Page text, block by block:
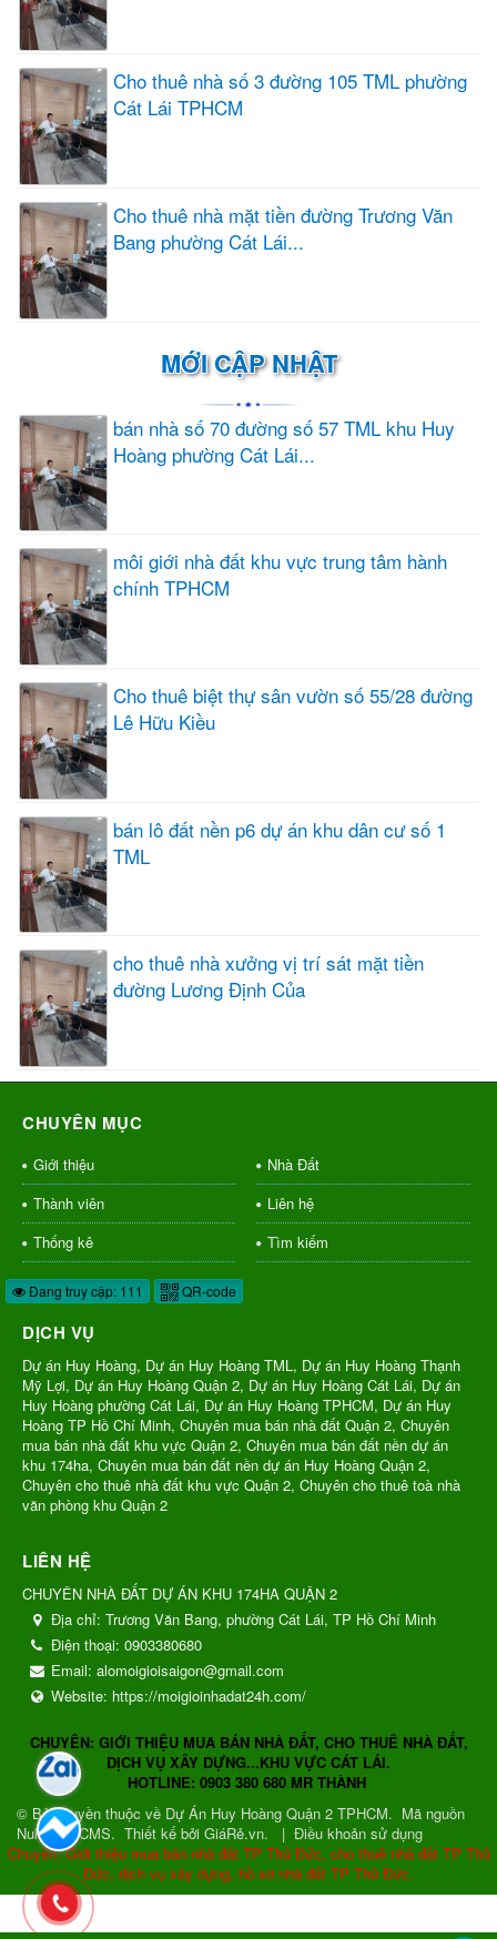
Cho thuê nhà số 3 đường 105 TML phường
Cát Lái TPHCM
Cho thuê nhà mặt tiền đường Trương Văn
Bang phường Cát Lái...
MỚI CẬP NHẬT
bán nhà số 70 đường số 57 TML khu Huy
Hoàng phường Cát Lái...
môi giới nhà đất khu vực trung tâm hành
chính TPHCM
Cho thuê biệt thự sân vườn số 55/28 đường
Lê Hữu Kiều
bán lô đất nền p6 dự án khu dân cư số 1
TML
cho thuê nhà xưởng vị trí sát mặt tiền
đường Lương Định Của
CHUYÊN MỤC
Giới thiệu
Nhà Đất
Thành viên
Liên hệ
Thống kê
Tìm kiếm
Đang truy cập: 111 QR-code
DỊCH VỤ
Dự án Huy Hoàng, Dự án Huy Hoàng TML, Dự án Huy Hoàng Thạnh
Mỹ Lợi, Dự án Huy Hoàng Quận 2, Dự án Huy Hoàng Cát Lái, Dự án
Huy Hoàng phường Cát Lái, Dự án Huy Hoàng TPHCM, Dự án Huy
Hoàng TP Hồ Chí Minh, Chuyên mua bán nhà đất Quận 2, Chuyên
mua bán nhà đất khu vực Quận 2, Chuyên mua bán đất nền dự án
khu 174ha, Chuyên mua bán đất nền dự án Huy Hoàng Quận 2,
Chuyên cho thuê nhà đất khu vực Quận 2, Chuyên cho thuê toà nhà
văn phòng khu Quận 2
LIÊN HỆ
CHUYÊN NHÀ ĐẤT DỰ ÁN KHU 174HA QUẬN 2
Địa chỉ: Trương Văn Bang, phường Cát Lái, TP Hồ Chí Minh
Điện thoại: 0903380680
Email: alomoigioisaigon@gmail.com
Website: https://moigioinhadat24h.com/
CHUYÊN: GIỚI THIỆU MUA BÁN NHÀ ĐẤT, CHO THUÊ NHÀ ĐẤT,
DỊCH VỤ XÂY DỰNG...KHU VỰC CÁT LÁI.
HOTLINE: 0903 380 680 MR THÀNH
© Bản quyền thuộc về Dự Án Huy Hoàng Quận 2 TPHCM. Mã nguồn
NukeViet CMS. Thiết kế bởi GiáRẻ.vn. | Điều khoản sử dụng
Chuyên: Giới thiệu mua bán nhà đất TP Thủ Đức, cho thuê nhà đất TP Thủ
Đức, dịch vụ xây dựng, hồ sơ nhà đất TP Thủ Đức.